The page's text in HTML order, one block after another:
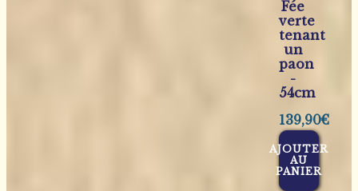
Fée
verte
tenant
un
paon
-
54cm
139,90€
AJOUTER
AU
PANIER